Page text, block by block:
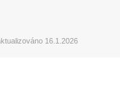
16.1.2026